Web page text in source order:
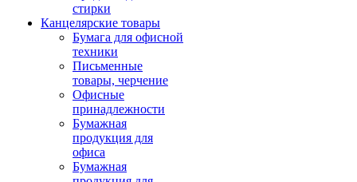
стирки
Канцелярские товары
Бумага для офисной
техники
Письменные
товары, черчение
Офисные
принадлежности
Бумажная
продукция для
офиса
Бумажная